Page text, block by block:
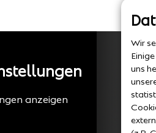
anzeigen
Wir
uns